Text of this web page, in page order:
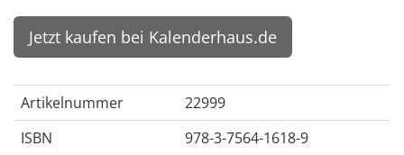
Jetzt kaufen bei Kalenderhaus.de
Artikelnummer
22999
ISBN
978-3-7564-1618-9